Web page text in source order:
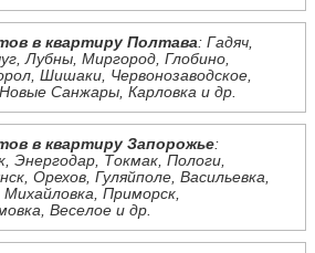
в квартиру Полтава: Гадяч,
Лубны, Миргород, Глобино,
Шишаки, Червонозаводское,
Санжары, Карловка и др.
в квартиру Запорожье:
Энергодар, Токмак, Пологи,
Орехов, Гуляйполе, Васильевка,
Приморск,
Веселое и др.